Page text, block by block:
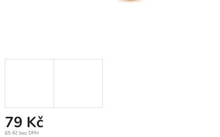
79 Kč
65 Kč bez DPH